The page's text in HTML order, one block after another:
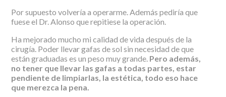
Por supuesto volvería a operarme. Además pediría que
fuese el Dr. Alonso que repitiese la operación.
Ha mejorado mucho mi calidad de vida después de la
cirugía. Poder llevar gafas de sol sin necesidad de que
están graduadas es un peso muy grande. Pero además,
no tener que llevar las gafas a todas partes, estar
pendiente de limpiarlas, la estética, todo eso hace
que merezca la pena.